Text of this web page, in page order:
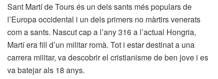
Sant Martí de Tours és un dels sants més populars de
l’Europa occidental i un dels primers no màrtirs venerats
com a sants. Nascut cap a l’any 316 a l’actual Hongria,
Martí era fill d’un militar romà. Tot i estar destinat a una
carrera militar, va descobrir el cristianisme de ben jove i es
va batejar als 18 anys.